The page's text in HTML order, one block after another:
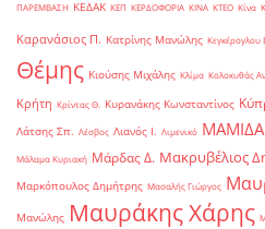
ΠΑΡΕΜΒΑΣΗ ΚΕΔΑΚ ΚΕΠ ΚΕΡΔΟΦΟΡΙΑ ΚΙΝΑ ΚΤΕΟ Κίνα
Καρανάσιος Π. Κατρίνης Μανώλης Κεγκέρογλου
Θέμης Κιούσης Μιχάλης Κλίμα Κολοκυθάς
Κρήτη Κρίντας Θ. Κυρανάκης Κωνσταντίνος
Λάτσης Σπ. Λέσβος Λιανός Ι. Λιμενικό
Μάλαμα Κυριακή Μάρδας Δ. Μακρυβέλιος
Μαρκόπουλος Δημήτρης Μασαλής Γιώργος
Μανώλης Μαυράκης Χάρης